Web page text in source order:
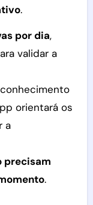
.
por dia,
validar a
orientará os
a
precisam
.